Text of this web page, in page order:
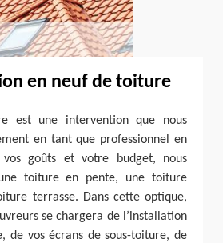
en neuf de toiture
est une intervention que nous
en tant que professionnel en
vos goûts et votre budget, nous
toiture en pente, une toiture
terrasse. Dans cette optique,
se chargera de l’installation
de vos écrans de sous-toiture, de